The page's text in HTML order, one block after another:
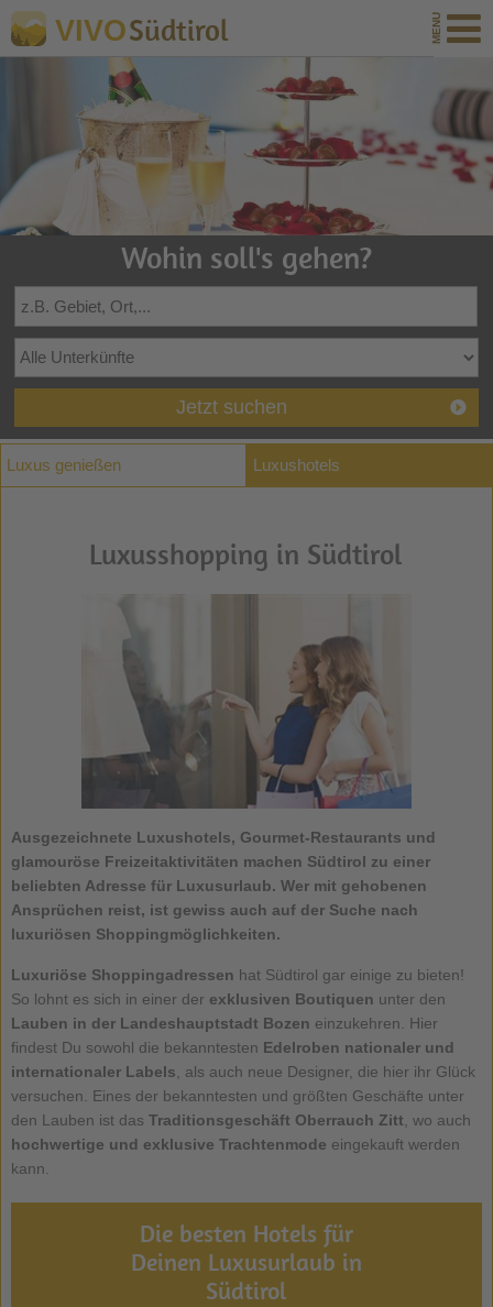
VIVOSüdtirol
Wohin soll's gehen?
Jetzt suchen
Luxus genießen Luxushotels
Luxusshopping in Südtirol
Ausgezeichnete Luxushotels, Gourmet-Restaurants und
glamouröse Freizeitaktivitäten machen Südtirol zu einer
beliebten Adresse für Luxusurlaub. Wer mit gehobenen
Ansprüchen reist, ist gewiss auch auf der Suche nach
luxuriösen Shoppingmöglichkeiten.
Luxuriöse Shoppingadressen hat Südtirol gar einige zu bieten!
So lohnt es sich in einer der exklusiven Boutiquen unter den
Lauben in der Landeshauptstadt Bozen einzukehren. Hier
findest Du sowohl die bekanntesten Edelroben nationaler und
internationaler Labels , als auch neue Designer, die hier ihr Glück
versuchen. Eines der bekanntesten und größten Geschäfte unter
den Lauben ist das Traditionsgeschäft Oberrauch Zitt , wo auch
hochwertige und exklusive Trachtenmode eingekauft werden
kann.
Die besten Hotels für
Deinen Luxusurlaub in
Südtirol